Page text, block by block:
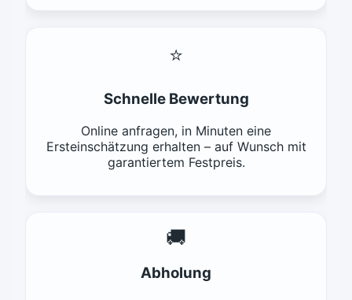
⭐
Schnelle Bewertung
Online anfragen, in Minuten eine
Ersteinschätzung erhalten – auf Wunsch mit
garantiertem Festpreis.
🚚
Abholung